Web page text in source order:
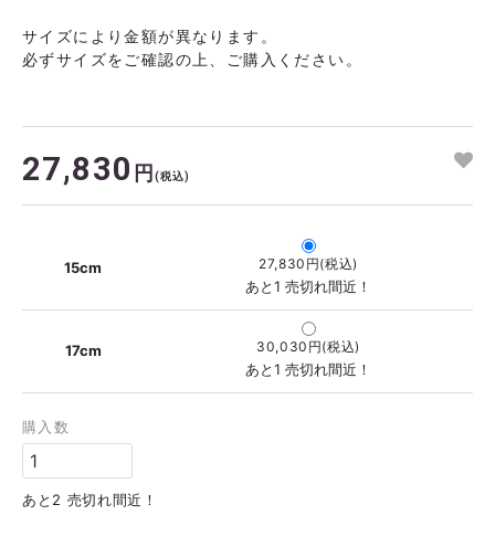
サイズにより金額が異なります。
必ずサイズをご確認の上、ご購入ください。
27,830 円(税込)
15cm 27,830円(税込)
あと1 売切れ間近！
17cm 30,030円(税込)
あと1 売切れ間近！
購入数
あと2 売切れ間近！